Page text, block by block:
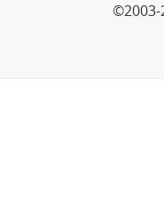
©2003-